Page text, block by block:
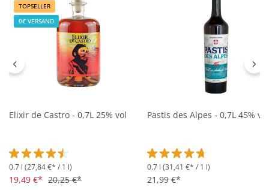
TOPSELLER
0€ VERSAND
Elixir de Castro - 0,7L 25% vol
Durchschnittliche Bewertung von 4.5 von 5 Sternen
0.7 l (27,84 €* / 1 l)
19,49 €* 20,25 €*
Pastis des Alpes - 0,7L 45% vol
Durchschnittliche
0.7 l (31,41 €* / 1 l)
21,99 €*